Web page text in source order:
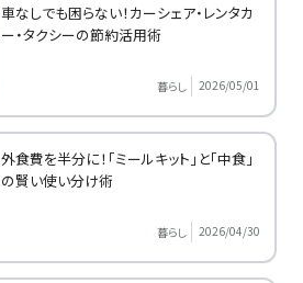
車なしでも困らない！カーシェア・レンタカ
ー・タクシーの節約活用術
暮らし 2026/05/01
外食費を半分に！「ミールキット」と「中食」
の賢い使い分け術
暮らし 2026/04/30